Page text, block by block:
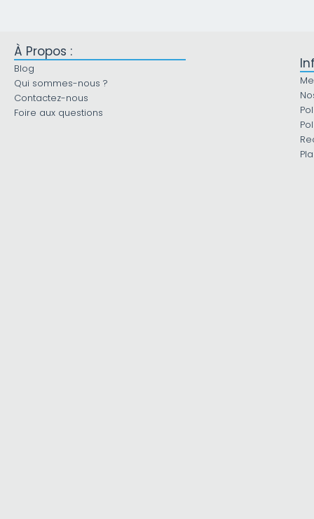
À Propos :
Blog
Qui sommes-nous ?
Contactez-nous
Foire aux questions